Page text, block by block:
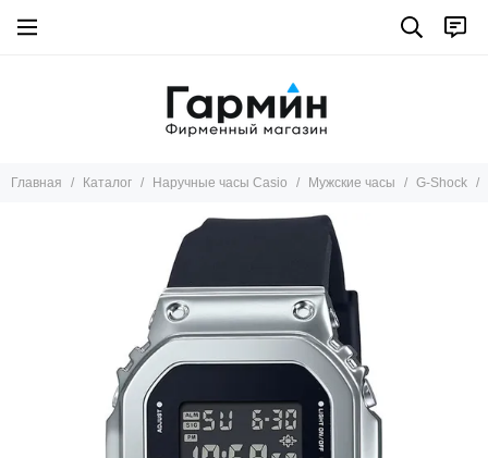
Главная Каталог Наручные часы Casio Мужские часы G-Shock